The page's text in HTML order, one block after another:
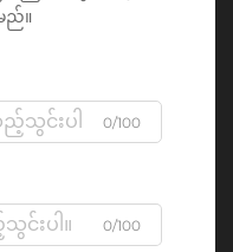
ည်။
0/100
0/100